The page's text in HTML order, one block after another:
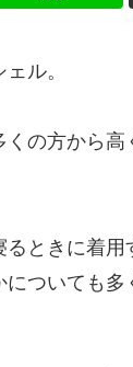
ル。
の方から高
ときに着用
ついても多